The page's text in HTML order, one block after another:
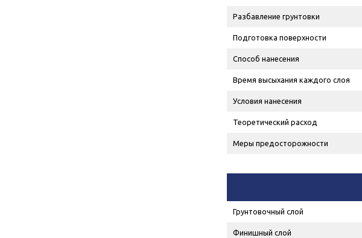
Разбавление грунтовки
Подготовка поверхности
Способ нанесения
Время высыхания каждого слоя
Условия нанесения
Теоретический расход
Меры предосторожности
Грунтовочный слой
Финишный слой